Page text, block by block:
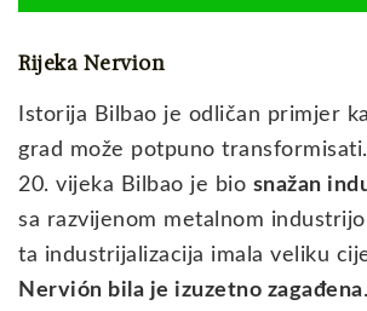
Rijeka Nervion
Istorija Bilbao je odličan primjer
grad može potpuno
20. vijeka Bilbao je bio snažan
sa razvijenom metalnom
ta industrijalizacija imala veliku
Nervión bila je izuzetno zagađena